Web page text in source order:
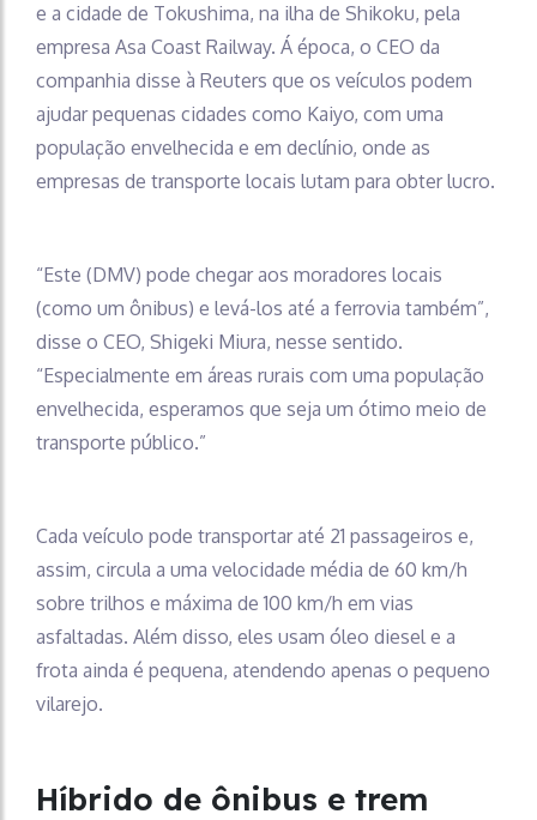
e a cidade de Tokushima, na ilha de Shikoku, pela
empresa Asa Coast Railway. Á época, o CEO da
companhia disse à Reuters que os veículos podem
ajudar pequenas cidades como Kaiyo, com uma
população envelhecida e em declínio, onde as
empresas de transporte locais lutam para obter lucro.
“Este (DMV) pode chegar aos moradores locais
(como um ônibus) e levá-los até a ferrovia também”,
disse o CEO, Shigeki Miura, nesse sentido.
“Especialmente em áreas rurais com uma população
envelhecida, esperamos que seja um ótimo meio de
transporte público.”
Cada veículo pode transportar até 21 passageiros e,
assim, circula a uma velocidade média de 60 km/h
sobre trilhos e máxima de 100 km/h em vias
asfaltadas. Além disso, eles usam óleo diesel e a
frota ainda é pequena, atendendo apenas o pequeno
vilarejo.
Híbrido de ônibus e trem